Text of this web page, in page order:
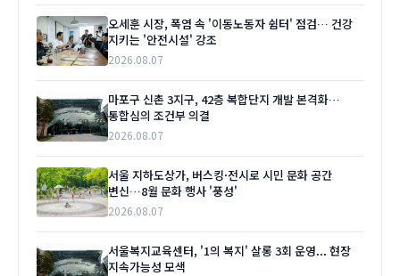
오세훈 시장, 폭염 속 '이동노동자 쉼터' 점검… 건강
지키는 '안전시설' 강조
2026.08.07
마포구 신촌 3지구, 42층 복합단지 개발 본격화…
통합심의 조건부 의결
2026.08.07
서울 지하도상가, 버스킹·전시로 시민 문화 공간
변신…8월 문화 행사 '풍성'
2026.08.07
서울복지교육센터, '1의 복지' 살롱 3회 운영... 현장
지속가능성 모색